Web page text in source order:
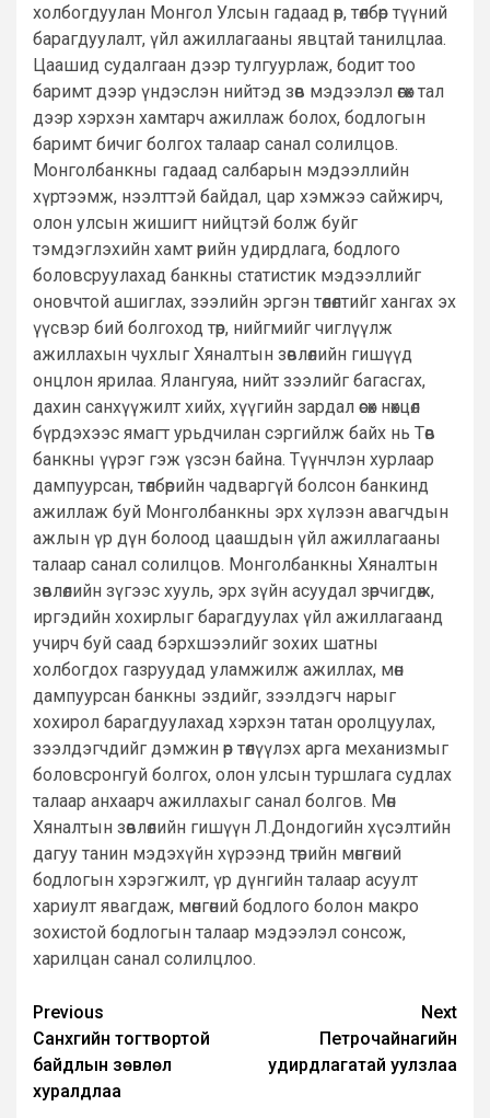
холбогдуулан Монгол Улсын гадаад өр, төлбөр түүний
барагдуулалт, үйл ажиллагааны явцтай танилцлаа.
Цаашид судалгаан дээр тулгуурлаж, бодит тоо
баримт дээр үндэслэн нийтэд зөв мэдээлэл өгөх тал
дээр хэрхэн хамтарч ажиллаж болох, бодлогын
баримт бичиг болгох талаар санал солилцов.
Монголбанкны гадаад салбарын мэдээллийн
хүртээмж, нээлттэй байдал, цар хэмжээ сайжирч,
олон улсын жишигт нийцтэй болж буйг
тэмдэглэхийн хамт өрийн удирдлага, бодлого
боловсруулахад банкны статистик мэдээллийг
оновчтой ашиглах, зээлийн эргэн төлөлтийг хангах эх
үүсвэр бий болгоход төр, нийгмийг чиглүүлж
ажиллахын чухлыг Хяналтын зөвлөлийн гишүүд
онцлон ярилаа. Ялангуяа, нийт зээлийг багасгах,
дахин санхүүжилт хийх, хүүгийн зардал өсөх нөхцөл
бүрдэхээс ямагт урьдчилан сэргийлж байх нь Төв
банкны үүрэг гэж үзсэн байна. Түүнчлэн хурлаар
дампуурсан, төлбөрийн чадваргүй болсон банкинд
ажиллаж буй Монголбанкны эрх хүлээн авагчдын
ажлын үр дүн болоод цаашдын үйл ажиллагааны
талаар санал солилцов. Монголбанкны Хяналтын
зөвлөлийн зүгээс хууль, эрх зүйн асуудал зөрчигдөж,
иргэдийн хохирлыг барагдуулах үйл ажиллагаанд
учирч буй саад бэрхшээлийг зохих шатны
холбогдох газруудад уламжилж ажиллах, мөн
дампуурсан банкны эздийг, зээлдэгч нарыг
хохирол барагдуулахад хэрхэн татан оролцуулах,
зээлдэгчдийг дэмжин өр төлүүлэх арга механизмыг
боловсронгуй болгох, олон улсын туршлага судлах
талаар анхаарч ажиллахыг санал болгов. Мөн
Хяналтын зөвлөлийн гишүүн Л.Дондогийн хүсэлтийн
дагуу танин мэдэхүйн хүрээнд төрийн мөнгөний
бодлогын хэрэгжилт, үр дүнгийн талаар асуулт
хариулт явагдаж, мөнгөний бодлого болон макро
зохистой бодлогын талаар мэдээлэл сонсож,
харилцан санал солилцлоо.
Post
navigation
Previous
Санхүүгийн тогтвортой
байдлын зөвлөл
хуралдлаа
Next
Петрочайнагийн
удирдлагатай уулзлаа